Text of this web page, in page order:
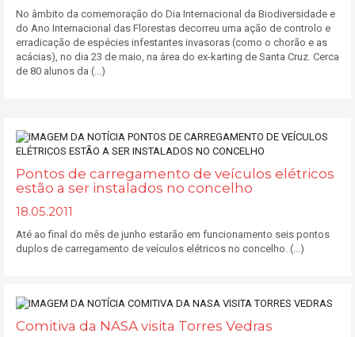
No âmbito da comemoração do Dia Internacional da Biodiversidade e
do Ano Internacional das Florestas decorreu uma ação de controlo e
erradicação de espécies infestantes invasoras (como o chorão e as
acácias), no dia 23 de maio, na área do ex-karting de Santa Cruz. Cerca
de 80 alunos da (...)
Pontos de carregamento de veículos elétricos
estão a ser instalados no concelho
18.05.2011
Até ao final do mês de junho estarão em funcionamento seis pontos
duplos de carregamento de veículos elétricos no concelho. (...)
Comitiva da NASA visita Torres Vedras